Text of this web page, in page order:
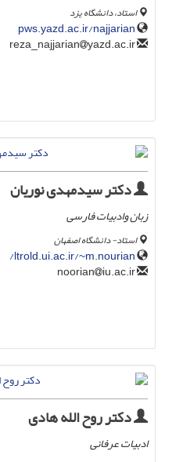
استاد، دانشگاه یزد
pws.yazd.ac.ir/najjarian
yazd.ac.ir
دکتر سیدمهدی نوریان
زبان وادبیات فارسی
استاد- دانشگاه اصفهان
ltrold.ui.ac.ir/~m.nourian/
iu.ac.ir
دکتر روح الله هادی
ادبیات عرفانی